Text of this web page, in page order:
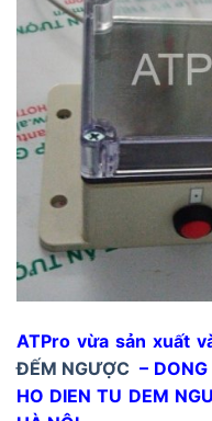
ATPro vừa sản xuất
ĐẾM NGƯỢC –
HO DIEN TU DEM